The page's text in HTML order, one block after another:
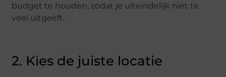
budget te houden, zodat je uiteindelijk niet te
veel uitgeeft.
2. Kies de juiste locatie